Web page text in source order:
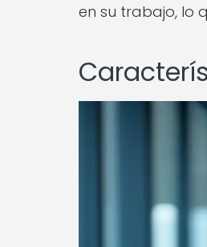
en su trabajo, lo